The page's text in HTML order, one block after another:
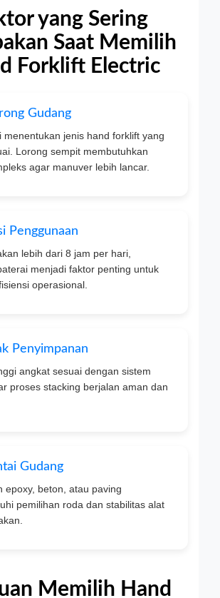
yang Sering
Saat Memilih
Forklift Electric
Gudang
menentukan jenis hand forklift yang
Lorong sempit membutuhkan
agar manuver lebih lancar.
Penggunaan
lebih dari 8 jam per hari,
menjadi faktor penting untuk
operasional.
Penyimpanan
angkat sesuai dengan sistem
proses stacking berjalan aman dan
Gudang
epoxy, beton, atau paving
pemilihan roda dan stabilitas alat
Memilih Hand